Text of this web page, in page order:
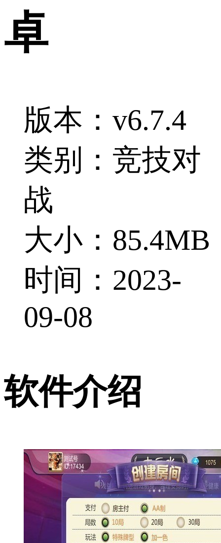
卓
版本：v6.7.4
类别：竞技对
战
大小：85.4MB
时间：2023-
09-08
软件介绍